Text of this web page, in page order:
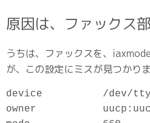
原因は、ファックス
うちは、ファックスを、
が、この設定にミスが見つかりま
device          /dev/
owner